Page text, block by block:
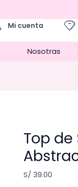
Mi cuenta
Nosotras
Top
S/ 39.00
de